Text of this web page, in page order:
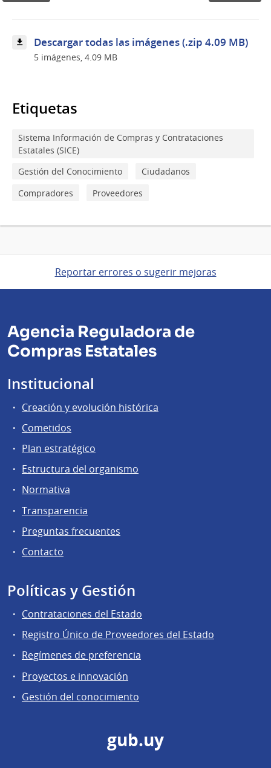
N.º
20.446
(Ley
Descargar todas las imágenes (.zip 4.09 MB)
5 imágenes, 4.09 MB
Etiquetas
Sistema Información de Compras y Contrataciones
Estatales (SICE)
Gestión del Conocimiento
Ciudadanos
Compradores
Proveedores
Reportar errores o sugerir mejoras
Agencia Reguladora de
Compras Estatales
Institucional
Creación y evolución histórica
Cometidos
Plan estratégico
Estructura del organismo
Normativa
Transparencia
Preguntas frecuentes
Contacto
Políticas y Gestión
Contrataciones del Estado
Registro Único de Proveedores del Estado
Regímenes de preferencia
Proyectos e innovación
Gestión del conocimiento
gub.uy